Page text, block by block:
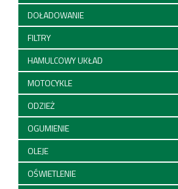
DOŁADOWANIE
FILTRY
HAMULCOWY UKŁAD
MOTOCYKLE
ODZIEŻ
OGUMIENIE
OLEJE
OŚWIETLENIE